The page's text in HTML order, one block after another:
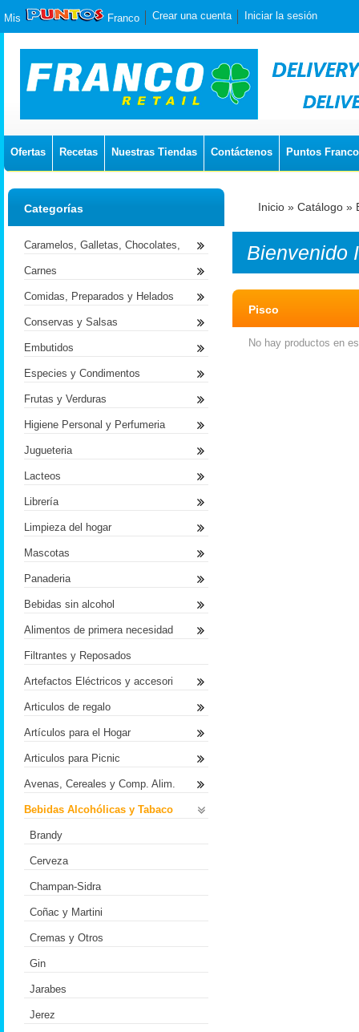
Mis Franco Crear una cuenta Iniciar la sesión
Ofertas Recetas Nuestras Tiendas Contáctenos Puntos Franco
Inicio » Catálogo »
Bienvenido
Pisco
No hay productos en
Categorías
Caramelos, Galletas, Chocolates,
Carnes
Comidas, Preparados y Helados
Conservas y Salsas
Embutidos
Especies y Condimentos
Frutas y Verduras
Higiene Personal y Perfumeria
Jugueteria
Lacteos
Librería
Limpieza del hogar
Mascotas
Panaderia
Bebidas sin alcohol
Alimentos de primera necesidad
Filtrantes y Reposados
Artefactos Eléctricos y accesori
Articulos de regalo
Artículos para el Hogar
Articulos para Picnic
Avenas, Cereales y Comp. Alim.
Bebidas Alcohólicas y Tabaco
Brandy
Cerveza
Champan-Sidra
Coñac y Martini
Cremas y Otros
Gin
Jarabes
Jerez